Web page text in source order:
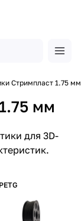
Стримпласт 1.75 мм
мм
для 3D-
PETG